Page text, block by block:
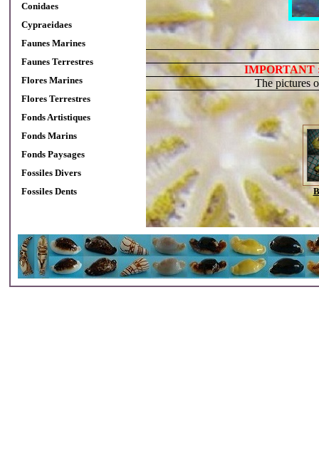
Conidaes
Cypraeidaes
Faunes Marines
Faunes Terrestres
Flores Marines
Flores Terrestres
Fonds Artistiques
Fonds Marins
Fonds Paysages
Fossiles Divers
Fossiles Dents
IMPORTANT
The pictures